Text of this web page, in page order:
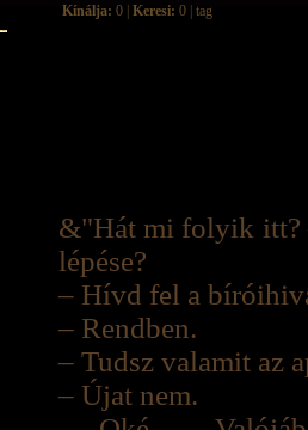
Kínálja: 0 | Keresi: 0 | tag
&"Hát mi folyik itt?
lépése?
– Hívd fel a
– Rendben.
– Tudsz valamit az
– Újat nem.